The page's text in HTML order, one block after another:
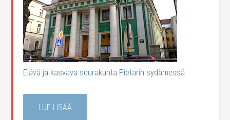
Elävä ja kasvava seurakunta Pietarin sydämessä.
LUE LISÄÄ